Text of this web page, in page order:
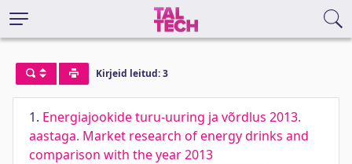
Kirjeid leitud: 3
1. Energiajookide turu-uuring ja võrdlus 2013.
aastaga. Market research of energy drinks and
comparison with the year 2013